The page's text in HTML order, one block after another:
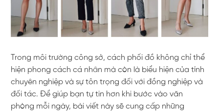
Trong môi trường công sở, cách phối đồ không chỉ thể
hiện phong cách cá nhân mà còn là biểu hiện của tính
chuyên nghiệp và sự tôn trọng đối với đồng nghiệp và
đối tác. Để giúp bạn tự tin hơn khi bước vào văn
phòng mỗi ngày, bài viết này sẽ cung cấp những